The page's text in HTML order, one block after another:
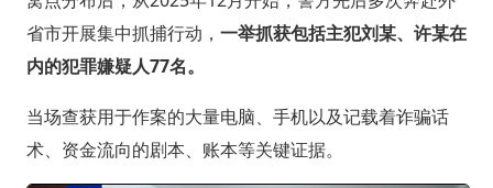
省市开展集中抓捕行动， 一举抓获包括主犯刘某、许某在
内的犯罪嫌疑人77名。
当场查获用于作案的大量电脑、手机以及记载着诈骗话
术、资金流向的剧本、账本等关键证据。